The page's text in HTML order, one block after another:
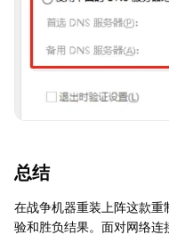
总结
在战争机器重装上阵这款
验和胜负结果。面对网络